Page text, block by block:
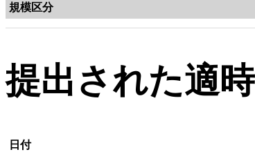
規模区分
提出された適
日付